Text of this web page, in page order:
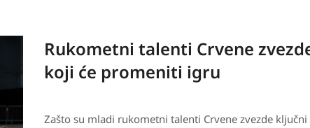
Rukometni talenti Crvene
koji će promeniti igru
Zašto su mladi rukometni talenti Crvene zvezde ključni